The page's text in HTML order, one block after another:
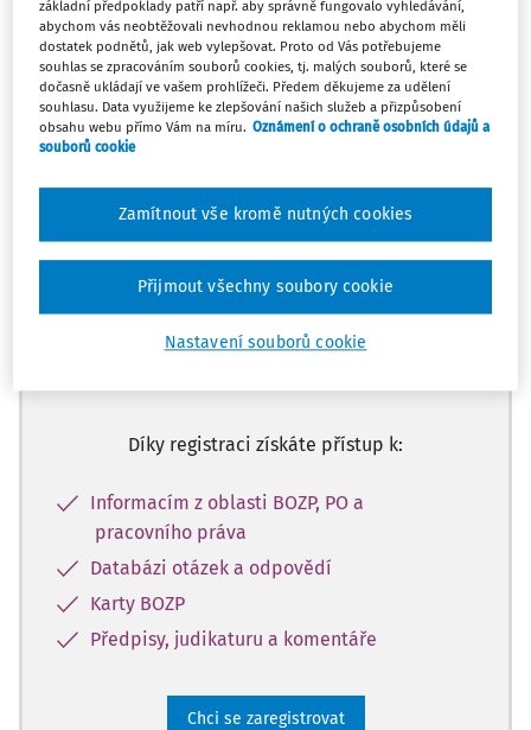
Odpověď
Máte předplatné? Přihlaste se
Tento dokument je jen pro
předplatitele
Zaregistrujte se a získejte přístup k
Díky registraci získáte přístup k:
Informacím z oblasti BOZP, PO a
pracovního práva
Databázi otázek a odpovědí
Karty BOZP
Předpisy, judikaturu a komentáře
Chci se zaregistrovat
základní předpoklady patří např. aby správně fungovalo vyhledávání,
abychom vás neobtěžovali nevhodnou reklamou nebo abychom měli
dostatek podnětů, jak web vylepšovat. Proto od Vás potřebujeme
souhlas se zpracováním souborů cookies, tj. malých souborů, které se
dočasně ukládají ve vašem prohlížeči. Předem děkujeme za udělení
souhlasu. Data využijeme ke zlepšování našich služeb a přizpůsobení
obsahu webu přímo Vám na míru. Oznámení o ochraně osobních údajů a
souborů cookie
Nastavení souborů cookie
Zamítnout vše kromě nutných cookies
Přijmout všechny soubory cookie